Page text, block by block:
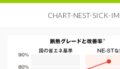
CHART-NEST-SICK-